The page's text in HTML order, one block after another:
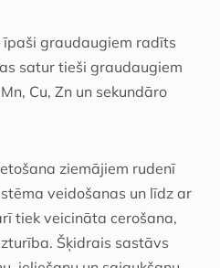
īpaši graudaugiem radīts
satur tieši graudaugiem
Cu, Zn un sekundāro
ziemājiem rudenī
veidošanas un līdz ar
tiek veicināta cerošana,
Šķidrais sastāvs